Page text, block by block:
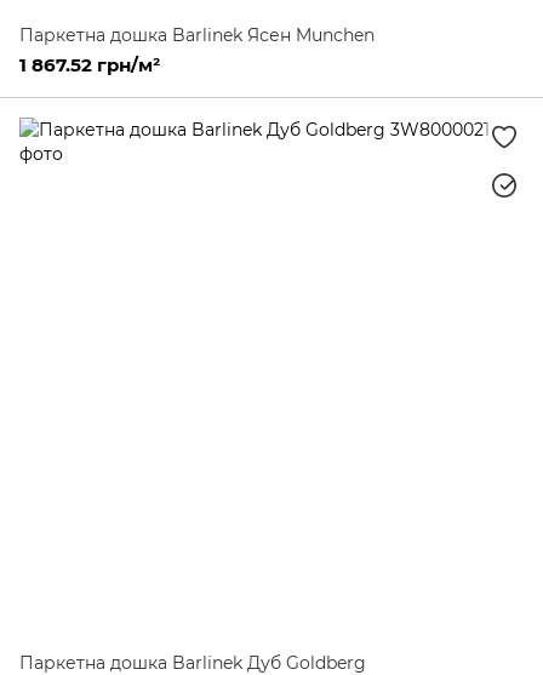
Паркетна дошка Barlinek Ясен Munchen
1 867.52 грн/м²
Паркетна дошка Barlinek Дуб Goldberg